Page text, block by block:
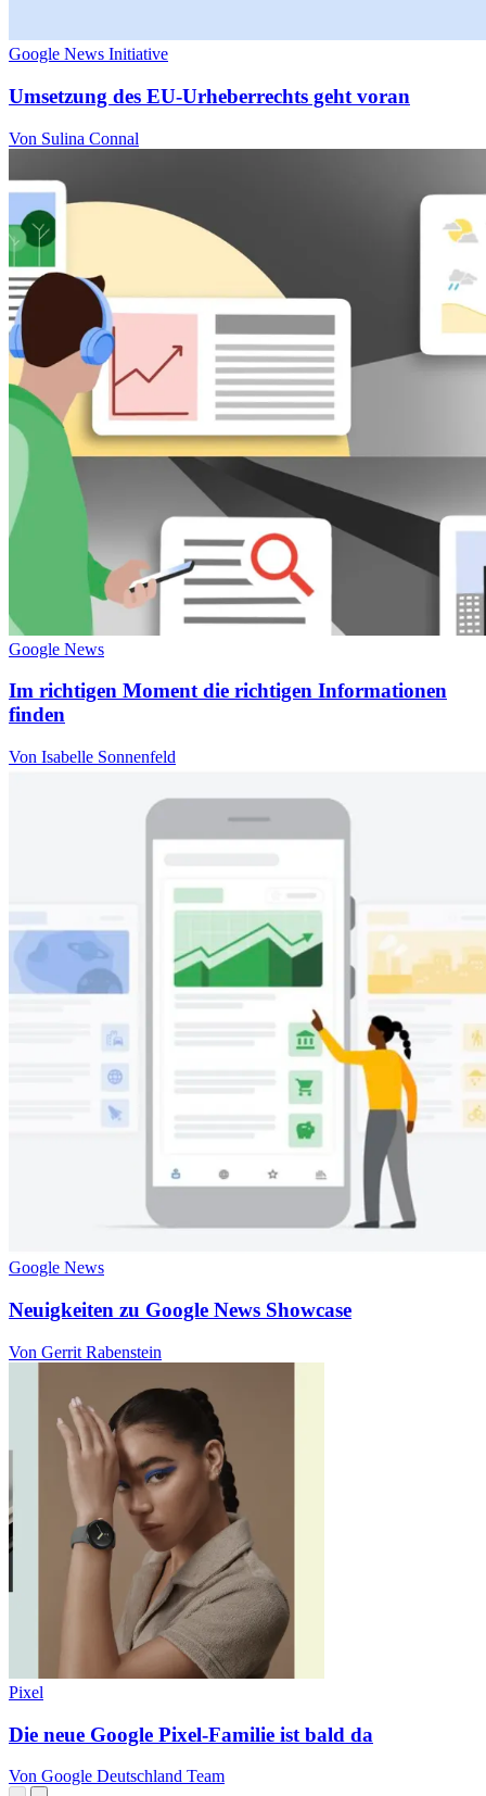
Google News Initiative
Umsetzung des EU-Urheberrechts geht voran
Von Sulina Connal
Google News
Im richtigen Moment die richtigen Informationen
finden
Von Isabelle Sonnenfeld
Google News
Neuigkeiten zu Google News Showcase
Von Gerrit Rabenstein
Pixel
Die neue Google Pixel-Familie ist bald da
Von Google Deutschland Team